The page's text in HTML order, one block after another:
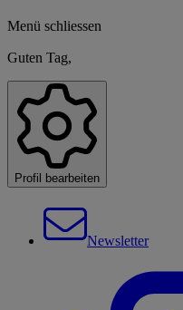
Menü schliessen
Guten Tag,
Profil bearbeiten
Newsletter